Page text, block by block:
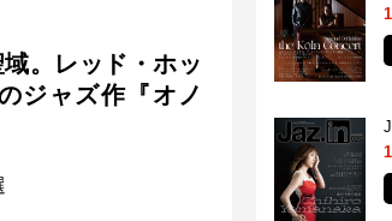
。レッド・ホッ
ジャズ作『オノ